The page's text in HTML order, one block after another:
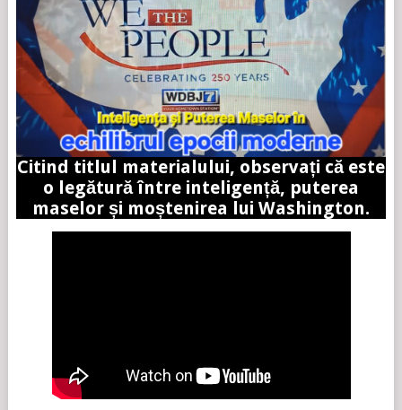
Citind titlul materialului, observați că este
o legătură între inteligență, puterea
maselor și moștenirea lui Washington.